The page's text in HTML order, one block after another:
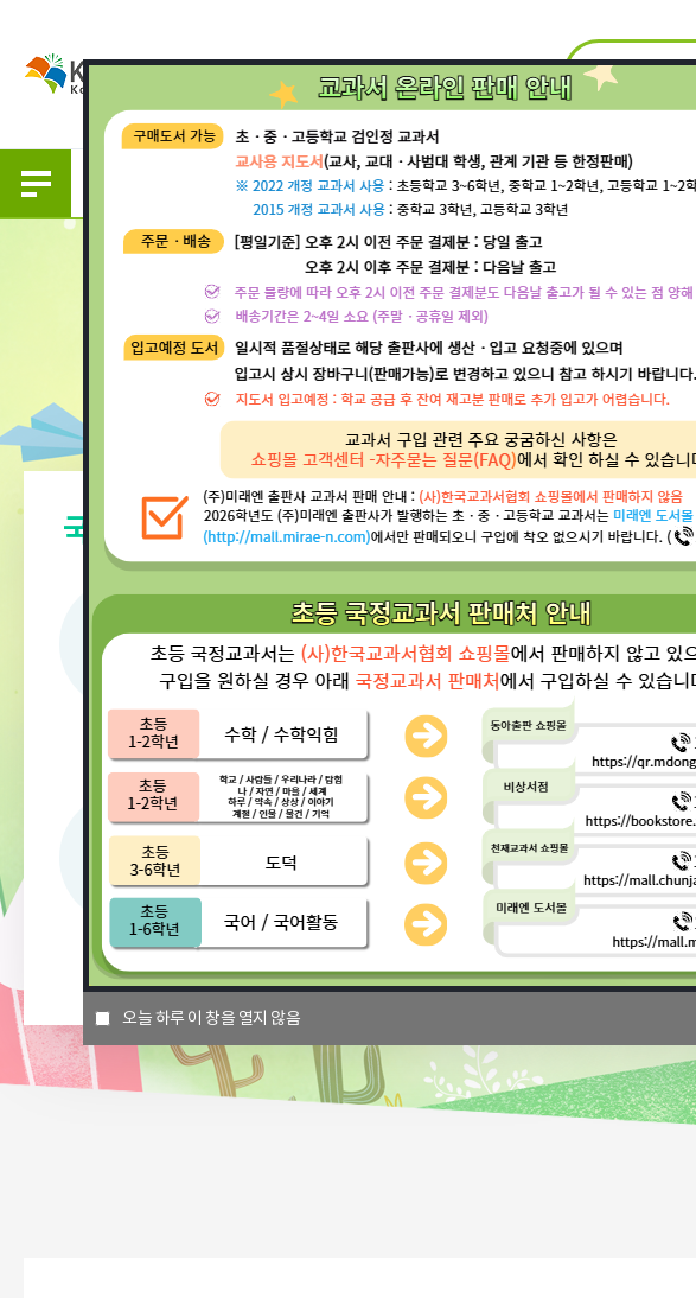
일반주문 단체주문
구입안내
중등 교과서
초등 지도서
중등 지도서
고등 지도서
단체주문
구입안내
초등 교과서
중등 교과서
고등 교과서
초등 지도서
중등 지도서
고등 지도서
장바구니
일반 장바구니
단체 장바구니
단체주문 결제
초등학교 교과서
국정 교과서
1학년 2학년 3학년
4학년 5학년
검정 교
1학년
4학년
오늘 하루 이 창을 열지 않음